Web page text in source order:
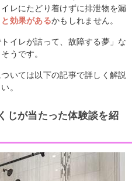
レにたどり着けずに排泄物を漏
効果があるかもしれません。
イレが詰って、故障する夢」な
うです。
いては以下の記事で詳しく解説
。
じが当たった体験談を紹